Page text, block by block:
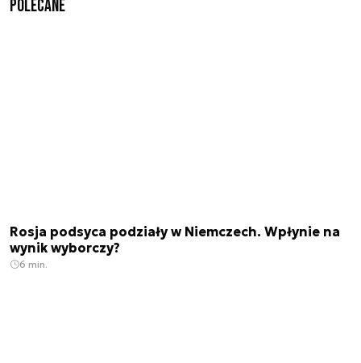
Polecane
Rosja podsyca podziały w Niemczech. Wpłynie na
wynik wyborczy?
6 min.